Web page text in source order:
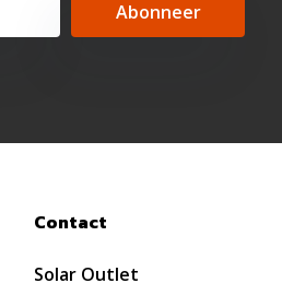
Abonneer
Contact
Solar Outlet